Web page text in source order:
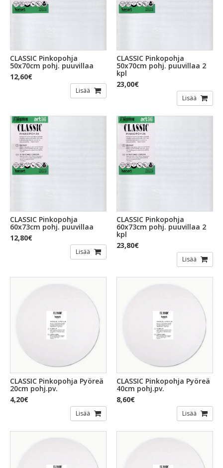
CLASSIC Pinkopohja
50x70cm pohj. puuvillaa
12,60€
Lisää
CLASSIC Pinkopohja
50x70cm pohj. puuvillaa 2
kpl
23,00€
Lisää
CLASSIC Pinkopohja
60x73cm pohj. puuvillaa
12,80€
Lisää
CLASSIC Pinkopohja
60x73cm pohj. puuvillaa 2
kpl
23,80€
Lisää
CLASSIC Pinkopohja Pyöreä
20cm pohj.pv.
4,20€
Lisää
CLASSIC Pinkopohja Pyöreä
40cm pohj.pv.
8,60€
Lisää